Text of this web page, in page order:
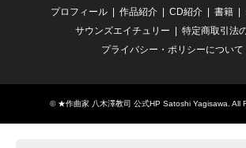
プロフィール 作品紹介 CD紹介 書籍
サウンズエイチュリー
特定商取引法
プライバシー・ポリシーについて
© ★作曲家 八木澤教司 公式HP Satoshi Yagisawa . All